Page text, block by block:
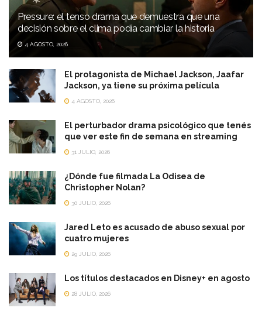
Pressure: el tenso drama que demuestra que una
decisión sobre el clima podía cambiar la historia
4 AGOSTO, 2026
El protagonista de Michael Jackson, Jaafar
Jackson, ya tiene su próxima película
4 AGOSTO, 2026
El perturbador drama psicológico que tenés
que ver este fin de semana en streaming
31 JULIO, 2026
¿Dónde fue filmada La Odisea de
Christopher Nolan?
30 JULIO, 2026
Jared Leto es acusado de abuso sexual por
cuatro mujeres
29 JULIO, 2026
Los títulos destacados en Disney+ en agosto
28 JULIO, 2026